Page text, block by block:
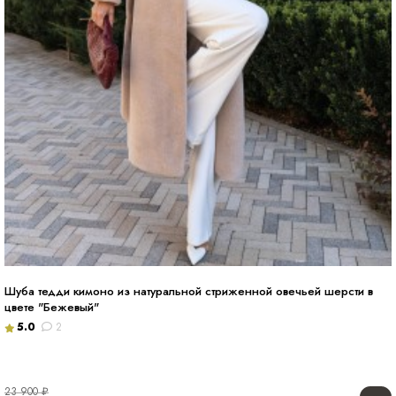
Шуба тедди кимоно из натуральной стриженной овечьей шерсти в
цвете "Бежевый"
5.0 2
23 900₽